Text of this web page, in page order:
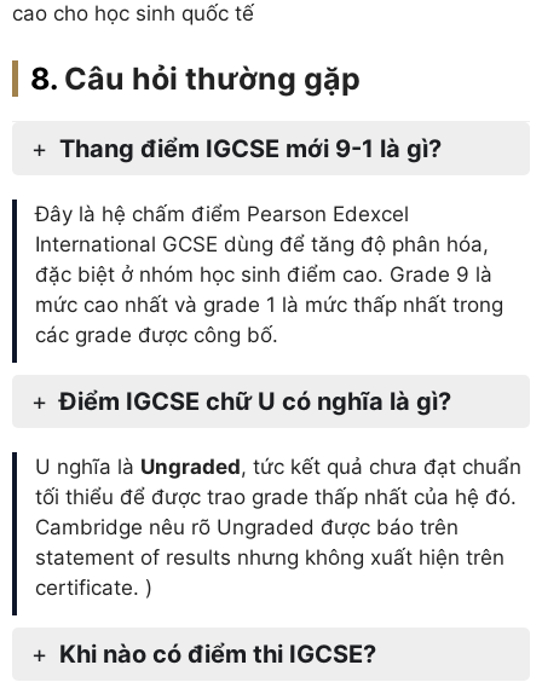
cao cho học sinh quốc tế
Câu hỏi thường gặp
Thang điểm IGCSE mới 9-1 là gì?
Đây là hệ chấm điểm Pearson Edexcel
International GCSE dùng để tăng độ phân hóa,
đặc biệt ở nhóm học sinh điểm cao. Grade 9 là
mức cao nhất và grade 1 là mức thấp nhất trong
các grade được công bố.
Điểm IGCSE chữ U có nghĩa là gì?
U nghĩa là Ungraded, tức kết quả chưa đạt chuẩn
tối thiểu để được trao grade thấp nhất của hệ đó.
Cambridge nêu rõ Ungraded được báo trên
statement of results nhưng không xuất hiện trên
certificate. )
Khi nào có điểm thi IGCSE?